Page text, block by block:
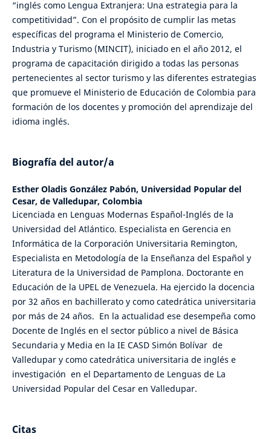
“inglés como Lengua Extranjera: Una estrategia para la
competitividad”. Con el propósito de cumplir las metas
específicas del programa el Ministerio de Comercio,
Industria y Turismo (MINCIT), iniciado en el año 2012, el
programa de capacitación dirigido a todas las personas
pertenecientes al sector turismo y las diferentes estrategias
que promueve el Ministerio de Educación de Colombia para
formación de los docentes y promoción del aprendizaje del
idioma inglés.
Biografía del autor/a
Esther Oladis González Pabón, Universidad Popular del
Cesar, de Valledupar, Colombia
Licenciada en Lenguas Modernas Español-Inglés de la
Universidad del Atlántico. Especialista en Gerencia en
Informática de la Corporación Universitaria Remington,
Especialista en Metodología de la Enseñanza del Español y
Literatura de la Universidad de Pamplona. Doctorante en
Educación de la UPEL de Venezuela. Ha ejercido la docencia
por 32 años en bachillerato y como catedrática universitaria
por más de 24 años. En la actualidad ese desempeña como
Docente de Inglés en el sector público a nivel de Básica
Secundaria y Media en la IE CASD Simón Bolívar de
Valledupar y como catedrática universitaria de inglés e
investigación en el Departamento de Lenguas de La
Universidad Popular del Cesar en Valledupar.
Citas